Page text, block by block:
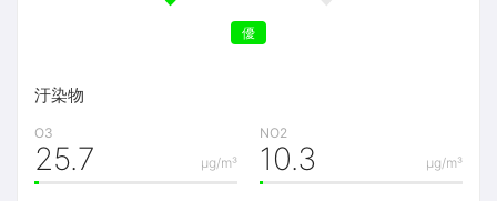
優
汙染物
O3
μg/m³
25.7
NO2
μg/m³
10.3